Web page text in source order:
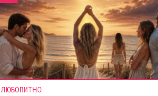
ЛЮБОПИТНО